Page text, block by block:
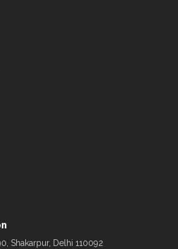
Shakarpur, Delhi 110092